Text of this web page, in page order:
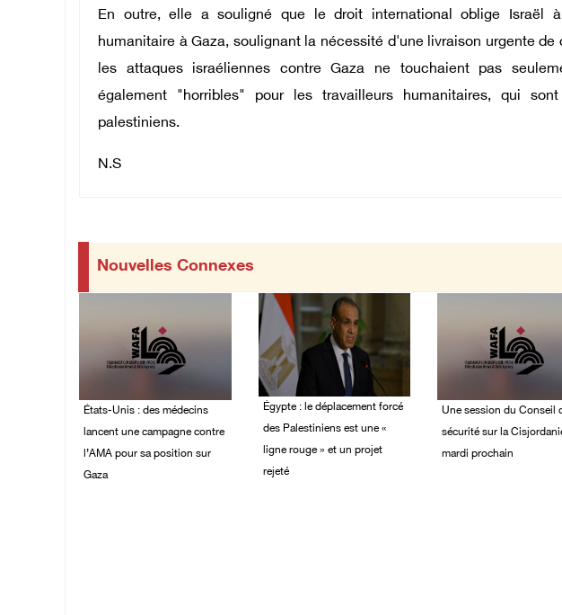
En outre, elle a souligné que le droit international oblige Israël
humanitaire à Gaza, soulignant la nécessité d'une livraison urgente
les attaques israéliennes contre Gaza ne touchaient pas
également "horribles" pour les travailleurs humanitaires, qui
palestiniens.
N.S
Nouvelles Connexes
États-Unis : des médecins
lancent une campagne contre
l’AMA pour sa position sur
Gaza
Égypte : le déplacement forcé
des Palestiniens est une «
ligne rouge » et un projet
rejeté
Une session du Conseil
sécurité sur la
mardi prochain